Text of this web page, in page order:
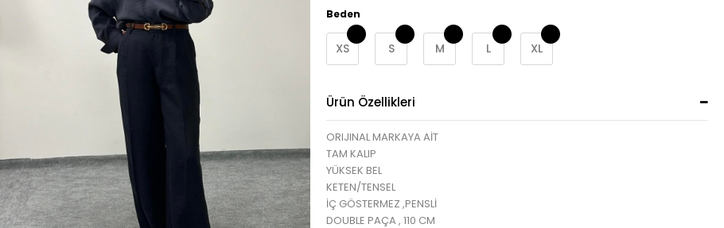
Beden
XS S M L XL
Ürün Özellikleri
ORIJINAL MARKAYA AİT
TAM KALIP
YÜKSEK BEL
KETEN/TENSEL
İÇ GÖSTERMEZ ,PENSLİ
DOUBLE PAÇA , 110 CM